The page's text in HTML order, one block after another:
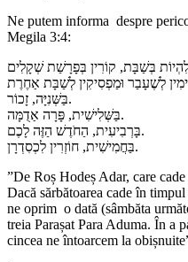
Ne putem informa despre
Megila 3:4:
בַּשְּׁנִיָּה, זָכוֹר.
בַּשְּׁלִישִׁית, פָּרָה אַדֻמָּה.
בָּרְבִיעִית, הַחֹדֶשׁ הַזֶּה לָכֶם.
בַּחֲמִישִׁית, חוֹזְרִין לִכְסִדְרָן.
”De Roș Hodeș Adar, care
Dacă sărbătoarea cade în
ne oprim o dată (sâmbăta
treia Parașat Para Aduma. În a
cincea ne întoarcem la